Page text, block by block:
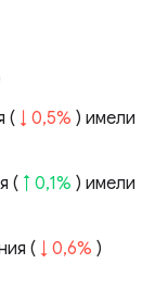
( ↓ 0,5% ) имели
( ↑ 0,1% ) имели
( ↓ 0,6% )